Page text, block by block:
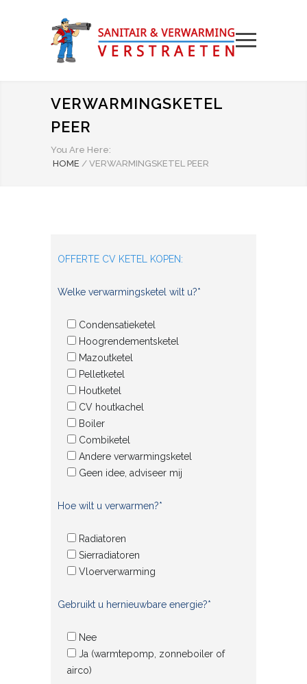
VERWARMINGSKETEL
PEER
You Are Here:
HOME / VERWARMINGSKETEL PEER
OFFERTE CV KETEL KOPEN:
Welke verwarmingsketel wilt u?*
Condensatieketel
Hoogrendementsketel
Mazoutketel
Pelletketel
Houtketel
CV houtkachel
Boiler
Combiketel
Andere verwarmingsketel
Geen idee, adviseer mij
Hoe wilt u verwarmen?*
Radiatoren
Sierradiatoren
Vloerverwarming
Gebruikt u hernieuwbare energie?*
Nee
Ja (warmtepomp, zonneboiler of
airco)